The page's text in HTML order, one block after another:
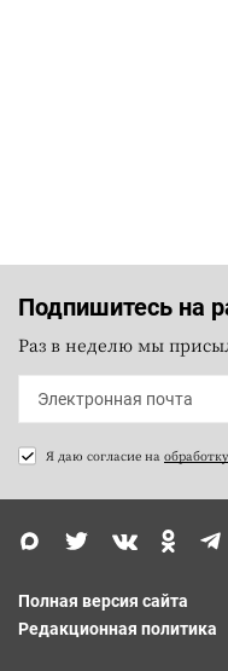
Подпишитесь на
Раз в неделю мы
Я даю согласие на
Полная версия сайта
Редакционная политика